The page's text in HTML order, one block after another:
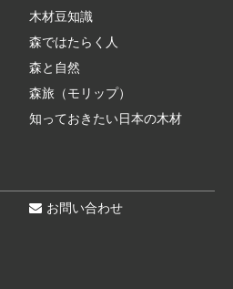
木材豆知識
森ではたらく人
森と自然
森旅（モリップ）
知っておきたい日本の木材
お問い合わせ